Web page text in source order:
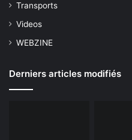
Transports
Videos
WEBZINE
Derniers articles modifiés